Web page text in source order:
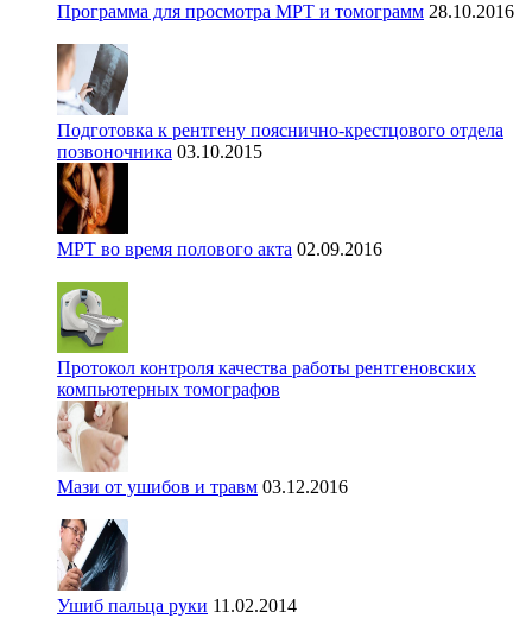
Программа для просмотра МРТ и томограмм 28.10.2016
Подготовка к рентгену пояснично-крестцового отдела
позвоночника 03.10.2015
МРТ во время полового акта 02.09.2016
Протокол контроля качества работы рентгеновских
компьютерных томографов
Мази от ушибов и травм 03.12.2016
Ушиб пальца руки 11.02.2014